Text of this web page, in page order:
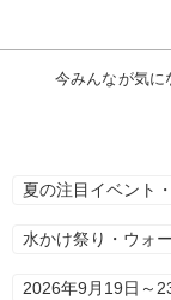
今みんなが気に
夏の注目イベント
水かけ祭り・ウォ
2026年9月19日～